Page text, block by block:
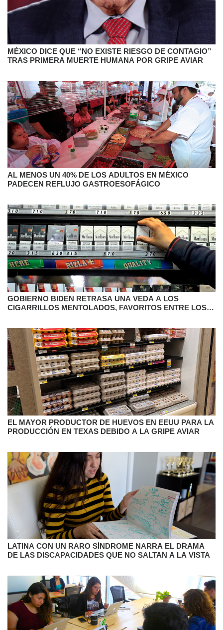
MÉXICO DICE QUE “NO EXISTE RIESGO DE CONTAGIO”
TRAS PRIMERA MUERTE HUMANA POR GRIPE AVIAR
AL MENOS UN 40% DE LOS ADULTOS EN MÉXICO
PADECEN REFLUJO GASTROESOFÁGICO
GOBIERNO BIDEN RETRASA UNA VEDA A LOS
CIGARRILLOS MENTOLADOS, FAVORITOS ENTRE LOS
EL MAYOR PRODUCTOR DE HUEVOS EN EEUU PARA LA
PRODUCCIÓN EN TEXAS DEBIDO A LA GRIPE AVIAR
LATINA CON UN RARO SÍNDROME NARRA EL DRAMA
DE LAS DISCAPACIDADES QUE NO SALTAN A LA VISTA